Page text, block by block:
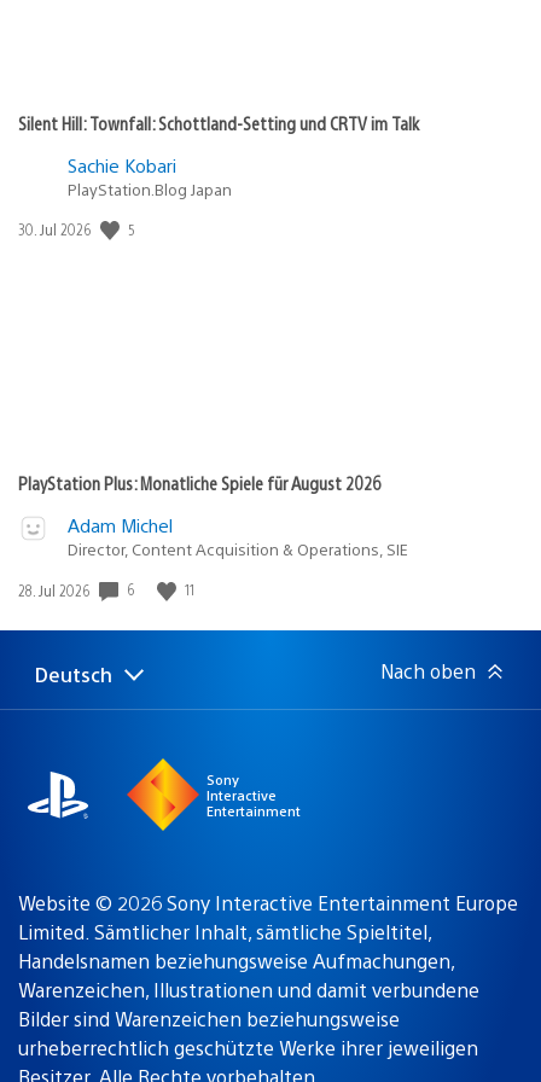
Silent Hill: Townfall: Schottland-Setting und CRTV im Talk
Sachie Kobari
PlayStation.Blog Japan
Veröffentlichungsdatum:
30. Jul 2026 5
PlayStation Plus: Monatliche Spiele für August 2026
Adam Michel
Director, Content Acquisition & Operations, SIE
Veröffentlichungsdatum:
28. Jul 2026 6 11
Select
a
Aktuelle
Region:
Deutsch Nach oben
Sony
Interactive
Entertainment
Website © 2026 Sony Interactive Entertainment Europe
Limited. Sämtlicher Inhalt, sämtliche Spieltitel,
Handelsnamen beziehungsweise Aufmachungen,
Warenzeichen, Illustrationen und damit verbundene
Bilder sind Warenzeichen beziehungsweise
urheberrechtlich geschützte Werke ihrer jeweiligen
Besitzer. Alle Rechte vorbehalten.